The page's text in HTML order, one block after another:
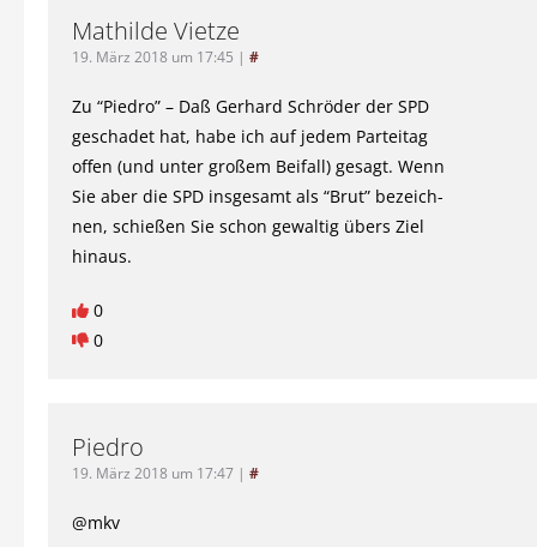
Mathilde Vietze
19. März 2018 um 17:45 | #
Zu “Piedro” – Daß Gerhard Schröder der SPD
geschadet hat, habe ich auf jedem Parteitag
offen (und unter großem Beifall) gesagt. Wenn
Sie aber die SPD insgesamt als “Brut” bezeich-
nen, schießen Sie schon gewaltig übers Ziel
hinaus.
0
0
Piedro
19. März 2018 um 17:47 | #
@mkv